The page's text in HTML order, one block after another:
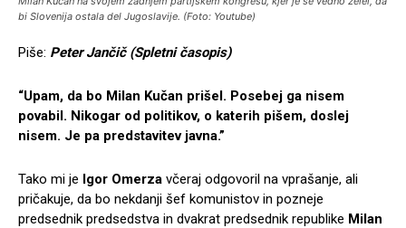
bi Slovenija ostala del Jugoslavije. (Foto: Youtube)
Piše: Peter Jančič (Spletni časopis)
“Upam, da bo Milan Kučan prišel. Posebej ga nisem
povabil. Nikogar od politikov, o katerih pišem, doslej
nisem. Je pa predstavitev javna.”
Tako mi je Igor Omerza včeraj odgovoril na vprašanje, ali
pričakuje, da bo nekdanji šef komunistov in pozneje
predsednik predsedstva in dvakrat predsednik republike Milan